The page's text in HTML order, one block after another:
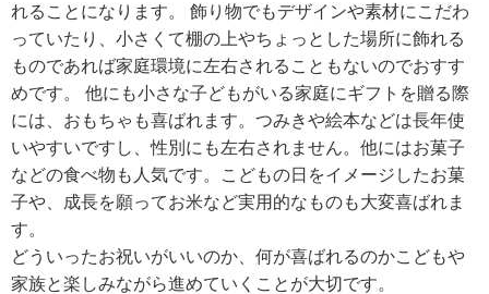
れることになります。 飾り物でもデザインや素材にこだわ
っていたり、小さくて棚の上やちょっとした場所に飾れる
ものであれば家庭環境に左右されることもないのでおすす
めです。 他にも小さな子どもがいる家庭にギフトを贈る際
には、おもちゃも喜ばれます。つみきや絵本などは長年使
いやすいですし、性別にも左右されません。他にはお菓子
などの食べ物も人気です。こどもの日をイメージしたお菓
子や、成長を願ってお米など実用的なものも大変喜ばれま
す。
どういったお祝いがいいのか、何が喜ばれるのかこどもや
家族と楽しみながら進めていくことが大切です。